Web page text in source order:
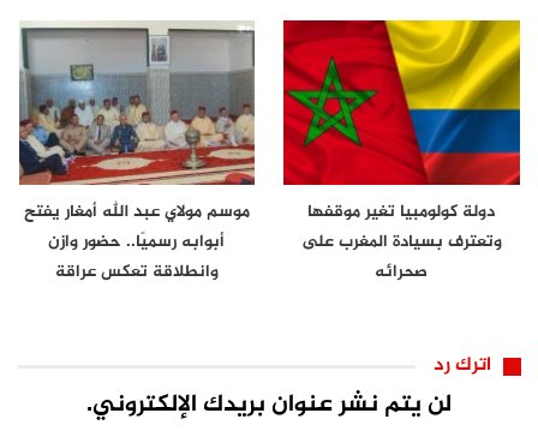
دولة كولومبيا تغير موقفها
وتعترف بسيادة المغرب على
صحرائه
موسم مولاي عبد الله أمغار يفتح
أبوابه رسميًا.. حضور وازن
وانطلاقة تعكس عراقة
اترك رد
لن يتم نشر عنوان بريدك الإلكتروني.